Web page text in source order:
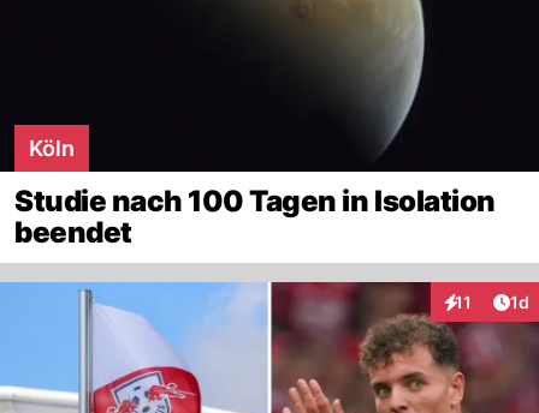
Köln
Studie nach 100 Tagen in Isolation
beendet
11 1d